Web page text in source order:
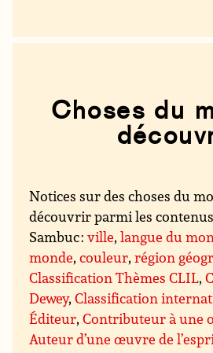
Choses du
Notices sur des choses du
découvrir parmi les
Sambuc :ville,langue du
monde,couleur,région
Classification Thèmes CLIL,
Dewey,Classification
Éditeur,Contributeur à une
Auteur d’une œuvre de